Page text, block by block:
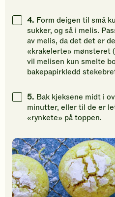
4. Form deigen til små
sukker, og så i melis.
av melis, da det det er
«krakelerte» mønsteret
vil melisen kun smelte
bakepapirkledd
5. Bak kjeksene midt i
minutter, eller til de er
«rynkete» på toppen.